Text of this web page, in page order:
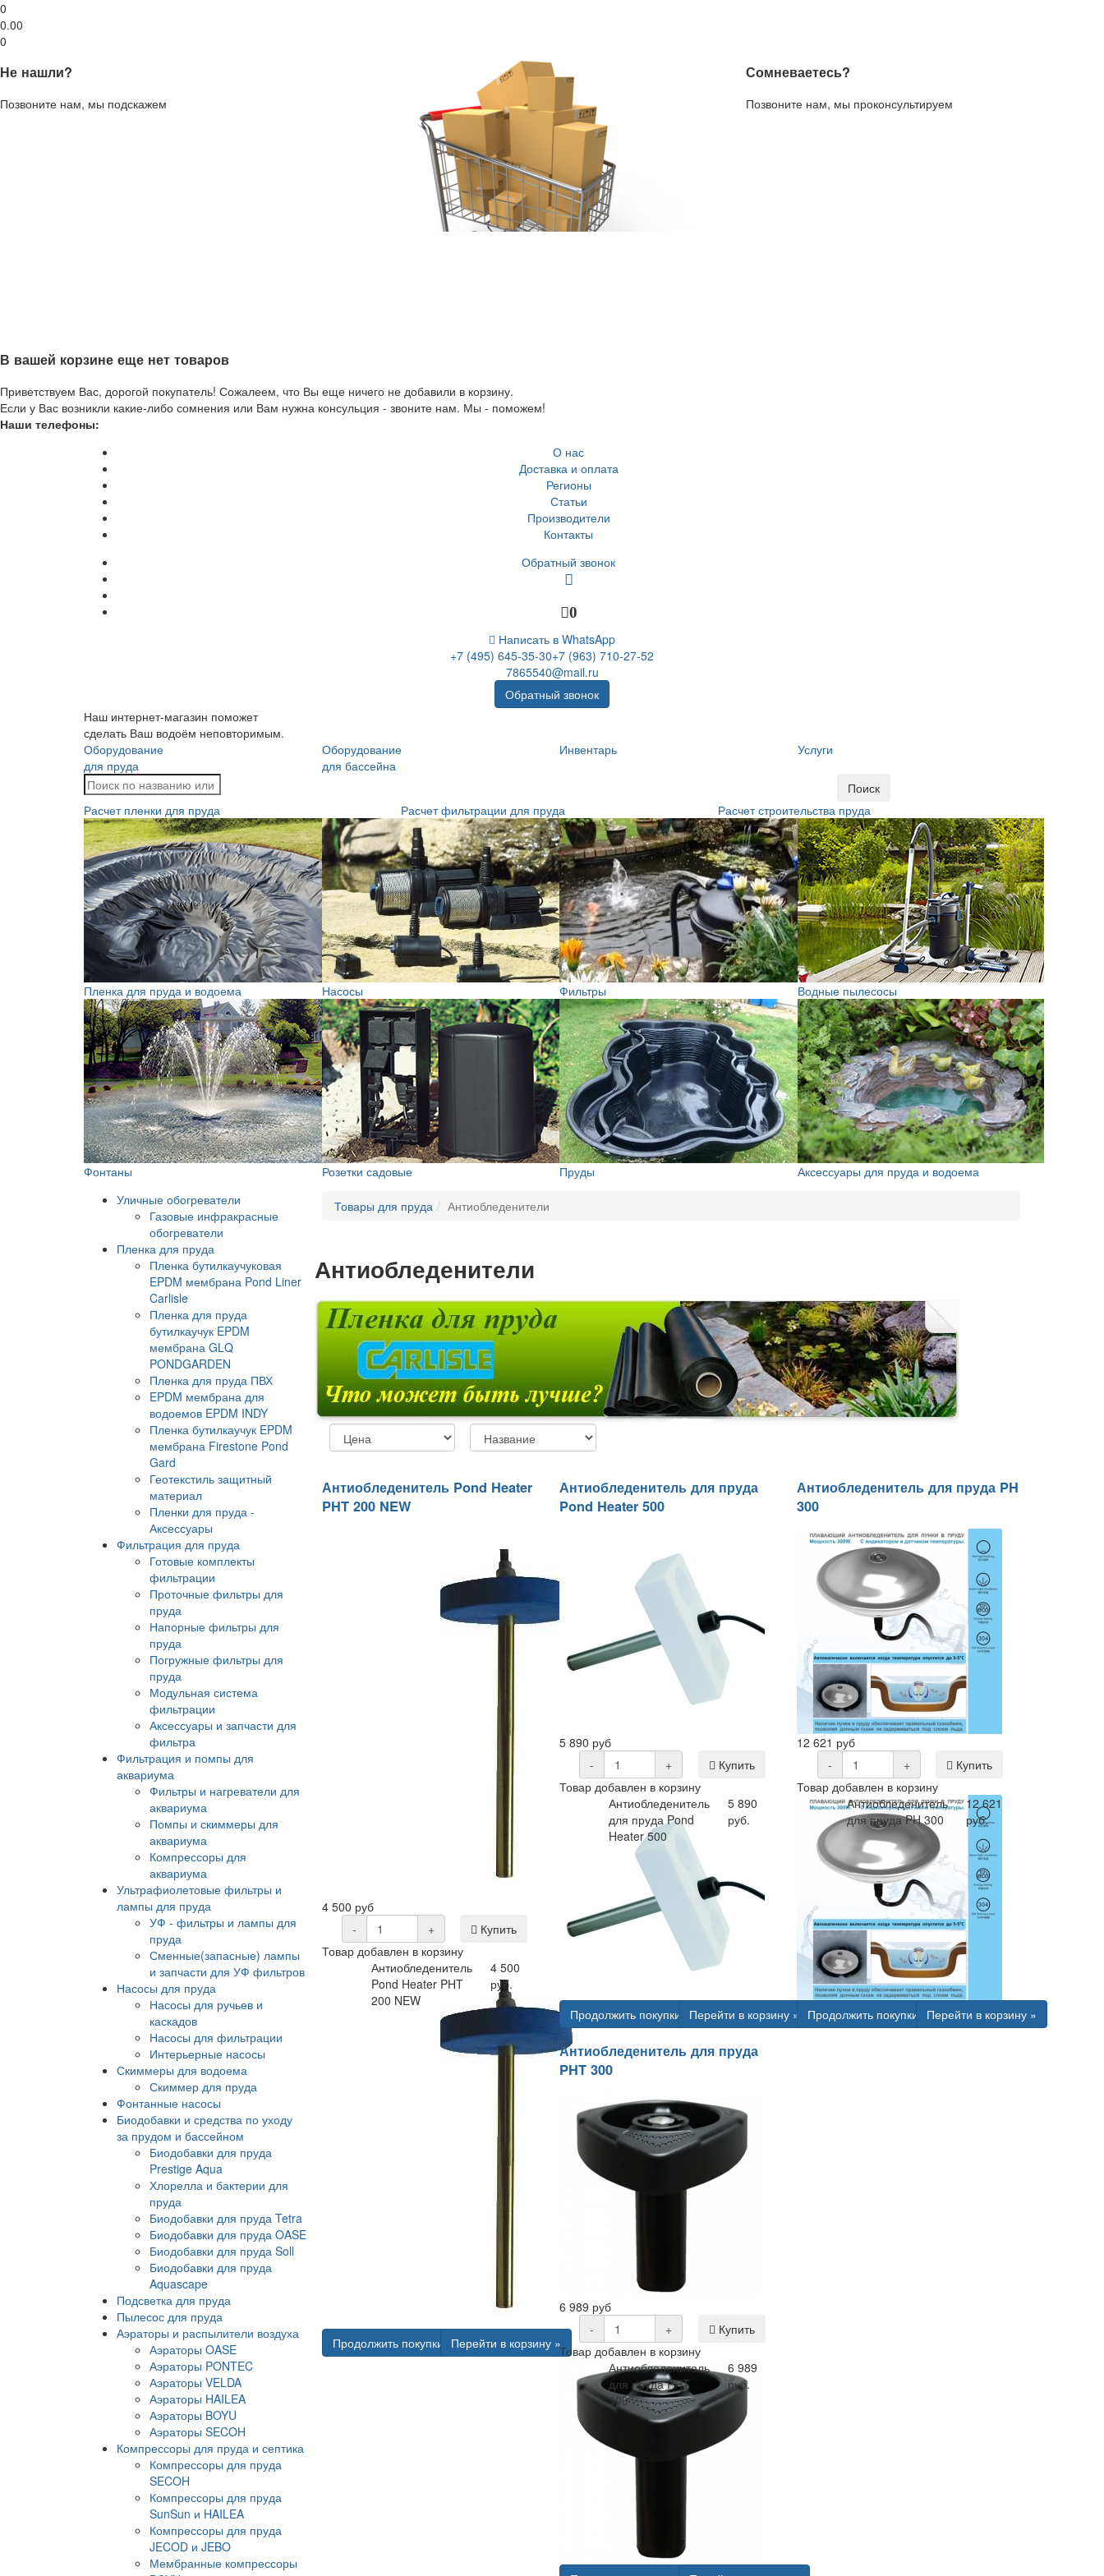
0
0.00
0
Не нашли?
Позвоните нам, мы подскажем
Сомневаетесь?
Позвоните нам, мы проконсультируем
В вашей корзине еще нет товаров
Приветствуем Вас, дорогой покупатель! Сожалеем, что Вы еще ничего не добавили в корзину.
Если у Вас возникли какие-либо сомнения или Вам нужна консульция - звоните нам. Мы - поможем!
Наши телефоны:
О нас
Доставка и оплата
Регионы
Статьи
Производители
Контакты
Обратный звонок
0
Написать в WhatsApp
+7 (495) 645-35-30+7 (963) 710-27-52
7865540@mail.ru
Обратный звонок
Наш интернет-магазин поможет
сделать Ваш водоём неповторимым.
Оборудование
для пруда
Оборудование
для бассейна
Инвентарь Услуги
Поиск
Расчет пленки для пруда
Расчет фильтрации для пруда Расчет строительства пруда
Пленка для пруда и водоема Насосы Фильтры Водные пылесосы
Фонтаны Розетки садовые Пруды
Аксессуары для пруда и водоема
Уличные обогреватели
Газовые инфракрасные
обогреватели
Пленка для пруда
Пленка бутилкаучуковая
EPDM мембрана Pond Liner
Carlisle
Пленка для пруда
бутилкаучук EPDM
мембрана GLQ
PONDGARDEN
Пленка для пруда ПВХ
EPDM мембрана для
водоемов EPDM INDY
Пленка бутилкаучук EPDM
мембрана Firestone Pond
Gard
Геотекстиль защитный
материал
Пленки для пруда -
Аксессуары
Фильтрация для пруда
Готовые комплекты
фильтрации
Проточные фильтры для
пруда
Напорные фильтры для
пруда
Погружные фильтры для
пруда
Модульная система
фильтрации
Аксессуары и запчасти для
фильтра
Фильтрация и помпы для
аквариума
Фильтры и нагреватели для
аквариума
Помпы и скиммеры для
аквариума
Компрессоры для
аквариума
Ультрафиолетовые фильтры и
лампы для пруда
УФ - фильтры и лампы для
пруда
Сменные(запасные) лампы
и запчасти для УФ фильтров
Насосы для пруда
Насосы для ручьев и
каскадов
Насосы для фильтрации
Интерьерные насосы
Скиммеры для водоема
Скиммер для пруда
Фонтанные насосы
Биодобавки и средства по уходу
за прудом и бассейном
Биодобавки для пруда
Prestige Aqua
Хлорелла и бактерии для
пруда
Биодобавки для пруда Tetra
Биодобавки для пруда OASE
Биодобавки для пруда Soll
Биодобавки для пруда
Aquascape
Подсветка для пруда
Пылесос для пруда
Аэраторы и распылители воздуха
Аэраторы OASE
Аэраторы PONTEC
Аэраторы VELDA
Аэраторы HAILEA
Аэраторы BOYU
Аэраторы SECOH
Компрессоры для пруда и септика
Компрессоры для пруда
SECOH
Компрессоры для пруда
SunSun и HAILEA
Компрессоры для пруда
JECOD и JEBO
Мембранные компрессоры
Товары для пруда Антиобледенители
Антиобледенители
Антиобледенитель Pond Heater
PHT 200 NEW
4 500 руб
-
+
Купить
Товар добавлен в корзину
Антиобледенитель
Pond Heater PHT
200 NEW
4 500
руб.
Продолжить покупки Перейти в корзину »
Антиобледенитель для пруда
Pond Heater 500
5 890 руб
-
+
Купить
Товар добавлен в корзину
Антиобледенитель
для пруда Pond
Heater 500
5 890
руб.
Продолжить покупки Перейти в корзину »
Антиобледенитель для пруда PH
300
12 621 руб
-
+
Купить
Товар добавлен в корзину
Антиобледенитель
для пруда PH 300
12 621
руб.
Продолжить покупки Перейти в корзину »
Антиобледенитель для пруда
PHT 300
6 989 руб
-
+
Купить
Товар добавлен в корзину
Антиобледенитель
для пруда PHT
300
6 989
руб.